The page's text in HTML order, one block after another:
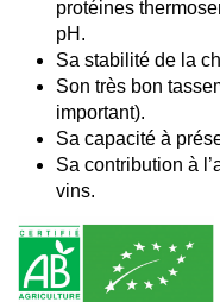
protéines
pH.
Sa stabilité de la
Son très bon
important).
Sa capacité à
Sa contribution à
vins.